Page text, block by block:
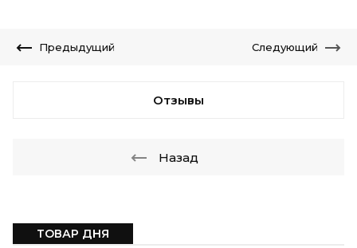
ТОВАР ДНЯ
Предыдущий Следующий
Отзывы
Назад